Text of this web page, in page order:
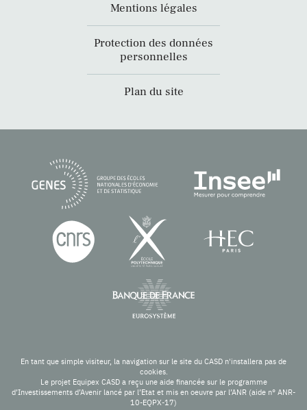
Mentions légales
Protection des données
personnelles
Plan du site
En tant que simple visiteur, la navigation sur le site du CASD n'installera pas de
cookies.
Le projet Equipex CASD a reçu une aide financée sur le programme
d’Investissements d’Avenir lancé par l’Etat et mis en oeuvre par l’ANR (aide n° ANR-
10-EQPX-17)